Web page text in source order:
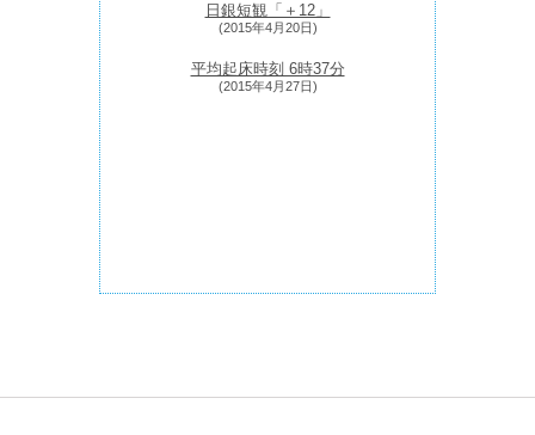
日銀短観「＋12」
(2015年4月20日)
平均起床時刻 6時37分
(2015年4月27日)